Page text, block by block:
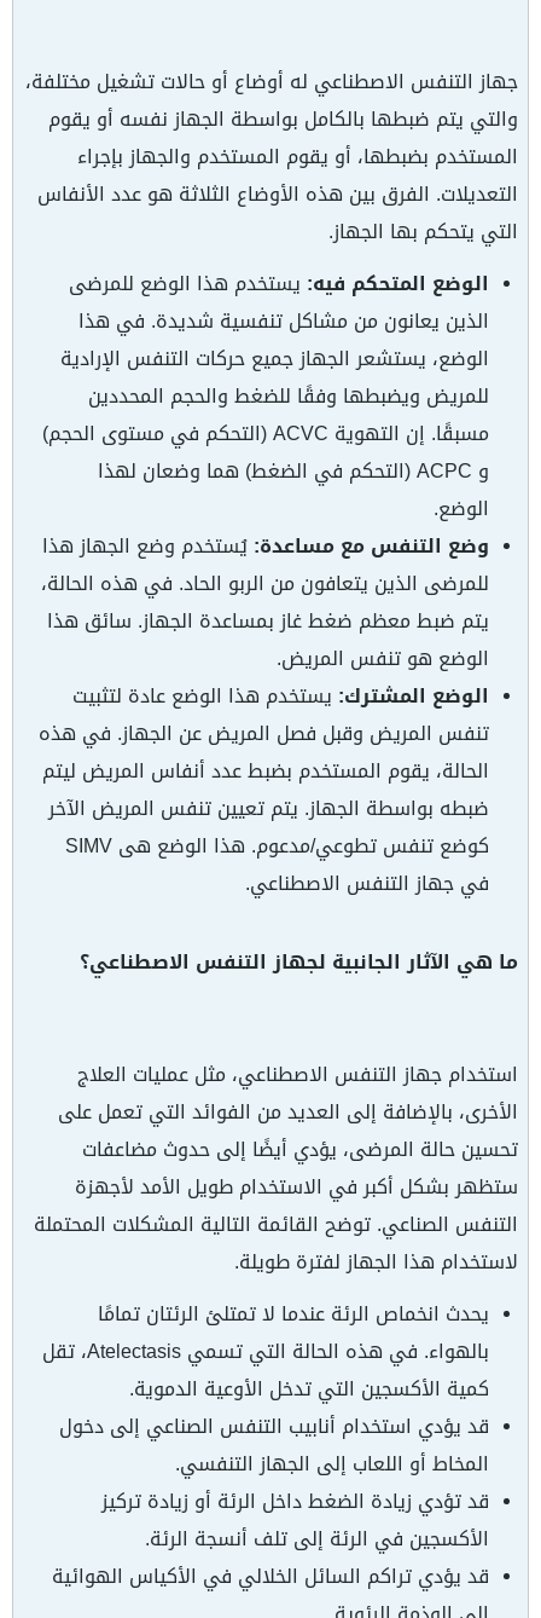
جهاز التنفس الاصطناعي له أوضاع أو حالات تشغيل مختلفة،
والتي يتم ضبطها بالكامل بواسطة الجهاز نفسه أو يقوم
المستخدم بضبطها، أو يقوم المستخدم والجهاز بإجراء
التعديلات. الفرق بين هذه الأوضاع الثلاثة هو عدد الأنفاس
التي يتحكم بها الجهاز.
الوضع المتحكم فيه: يستخدم هذا الوضع للمرضى
الذين يعانون من مشاكل تنفسية شديدة. في هذا
الوضع، يستشعر الجهاز جميع حركات التنفس الإرادية
للمريض ويضبطها وفقًا للضغط والحجم المحددين
مسبقًا. إن التهوية ACVC (التحكم في مستوى الحجم)
و ACPC (التحكم في الضغط) هما وضعان لهذا
الوضع.
وضع التنفس مع مساعدة:يُستخدم وضع الجهاز هذا
للمرضى الذين يتعافون من الربو الحاد. في هذه الحالة،
يتم ضبط معظم ضغط غاز بمساعدة الجهاز. سائق هذا
الوضع هو تنفس المريض.
الوضع المشترك: يستخدم هذا الوضع عادة لتثبيت
تنفس المريض وقبل فصل المريض عن الجهاز. في هذه
الحالة، يقوم المستخدم بضبط عدد أنفاس المريض ليتم
ضبطه بواسطة الجهاز. يتم تعيين تنفس المريض الآخر
كوضع تنفس تطوعي/مدعوم. هذا الوضع هى SIMV
في جهاز التنفس الاصطناعي.
ما هي الآثار الجانبية لجهاز التنفس الاصطناعي؟
استخدام جهاز التنفس الاصطناعي، مثل عمليات العلاج
الأخرى، بالإضافة إلى العديد من الفوائد التي تعمل على
تحسين حالة المرضى، يؤدي أيضًا إلى حدوث مضاعفات
ستظهر بشكل أكبر في الاستخدام طويل الأمد لأجهزة
التنفس الصناعي. توضح القائمة التالية المشكلات المحتملة
لاستخدام هذا الجهاز لفترة طويلة.
يحدث انخماص الرئة عندما لا تمتلئ الرئتان تمامًا
بالهواء. في هذه الحالة التي تسمي Atelectasis، تقل
كمية الأكسجين التي تدخل الأوعية الدموية.
قد يؤدي استخدام أنابيب التنفس الصناعي إلى دخول
المخاط أو اللعاب إلى الجهاز التنفسي.
قد تؤدي زيادة الضغط داخل الرئة أو زيادة تركيز
الأكسجين في الرئة إلى تلف أنسجة الرئة.
قد يؤدي تراكم السائل الخلالي في الأكياس الهوائية